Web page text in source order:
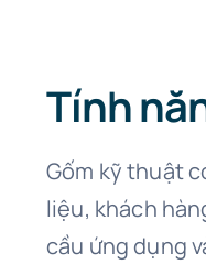
Tính
Gốm kỹ thuật
liệu, khách
cầu ứng dụng